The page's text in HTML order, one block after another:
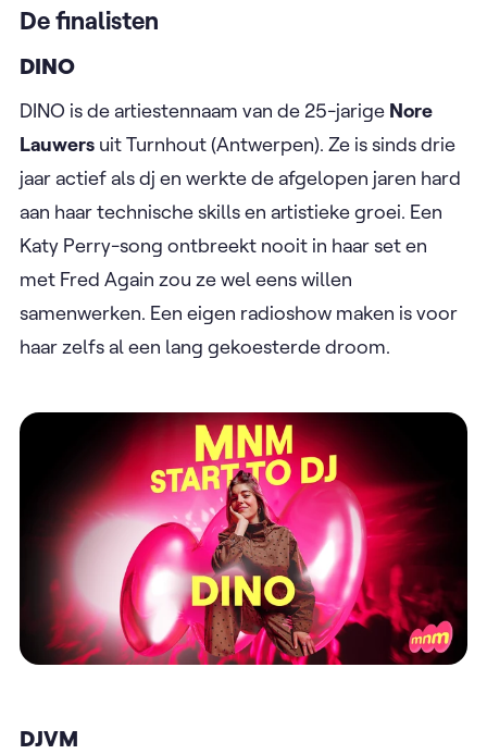
De finalisten
DINO
DINO is de artiestennaam van de 25-jarige Nore
Lauwers uit Turnhout (Antwerpen). Ze is sinds drie
jaar actief als dj en werkte de afgelopen jaren hard
aan haar technische skills en artistieke groei. Een
Katy Perry-song ontbreekt nooit in haar set en
met Fred Again zou ze wel eens willen
samenwerken. Een eigen radioshow maken is voor
haar zelfs al een lang gekoesterde droom.
DJVM